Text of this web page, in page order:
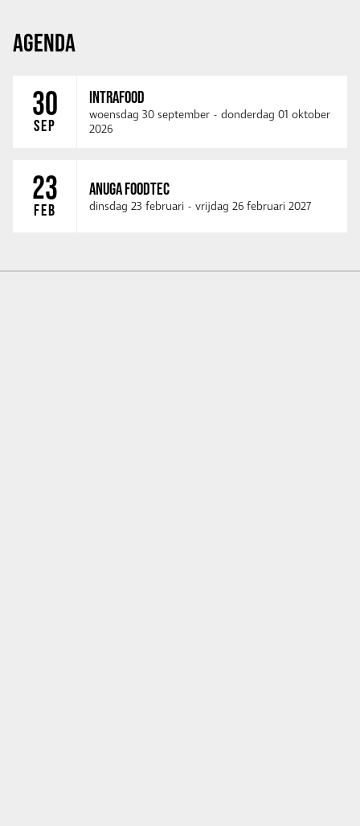
AGENDA
30
SEP
INTRAFOOD
woensdag 30 september - donderdag 01 oktober
2026
23
FEB
ANUGA FOODTEC
dinsdag 23 februari - vrijdag 26 februari 2027